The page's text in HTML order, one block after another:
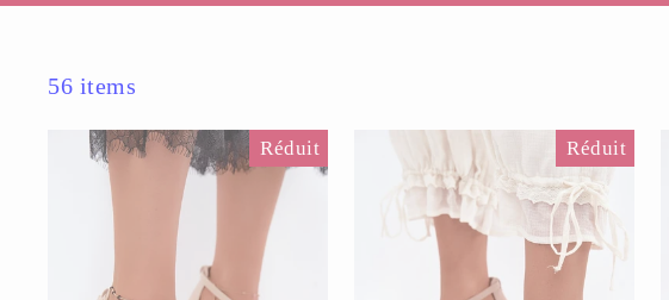
56 items
Réduit Réduit